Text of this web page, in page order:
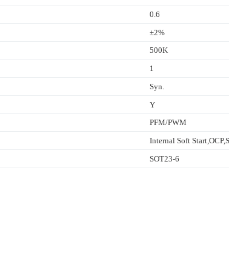
0.6
±2%
500K
1
Syn.
Y
PFM/PWM
Internal Soft
SOT23-6